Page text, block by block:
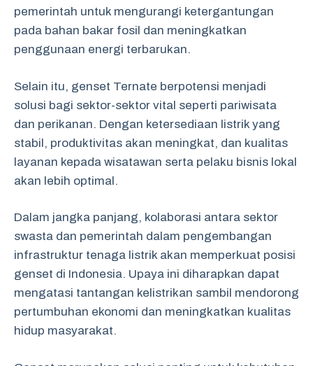
pemerintah untuk mengurangi ketergantungan
pada bahan bakar fosil dan meningkatkan
penggunaan energi terbarukan.
Selain itu, genset Ternate berpotensi menjadi
solusi bagi sektor-sektor vital seperti pariwisata
dan perikanan. Dengan ketersediaan listrik yang
stabil, produktivitas akan meningkat, dan kualitas
layanan kepada wisatawan serta pelaku bisnis lokal
akan lebih optimal.
Dalam jangka panjang, kolaborasi antara sektor
swasta dan pemerintah dalam pengembangan
infrastruktur tenaga listrik akan memperkuat posisi
genset di Indonesia. Upaya ini diharapkan dapat
mengatasi tantangan kelistrikan sambil mendorong
pertumbuhan ekonomi dan meningkatkan kualitas
hidup masyarakat.